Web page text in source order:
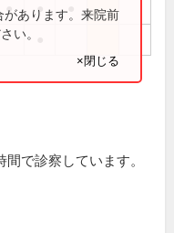
● ●
あります。来院前
い。
×閉じる
で診察しています。